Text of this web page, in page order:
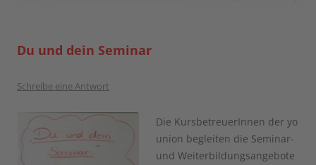
Du und dein Seminar
Schreibe eine Antwort
Die KursbetreuerInnen der yo
union begleiten die Seminar-
und Weiterbildungsangebote